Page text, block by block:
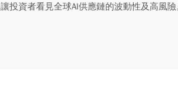
讓投資者看見全球AI供應鏈的波動性及高風